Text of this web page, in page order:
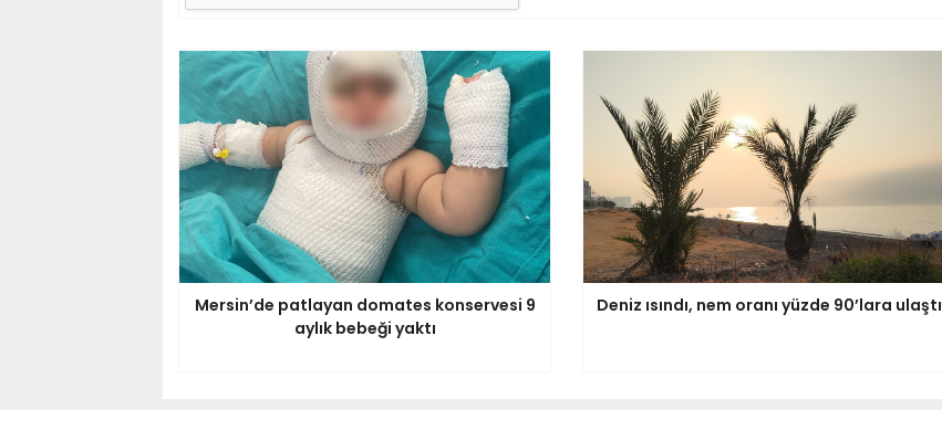
Mersin’de patlayan domates konservesi 9
aylık bebeği yaktı
Deniz ısındı, nem oranı yüzde 90’lara ulaştı